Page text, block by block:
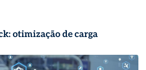
otimização de carga